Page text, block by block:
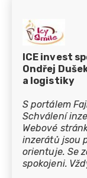
ICE invest
Ondřej
a logistiky
S portálem
Schválení
Webové
inzerátů jsou
orientuje. Se
spokojeni.